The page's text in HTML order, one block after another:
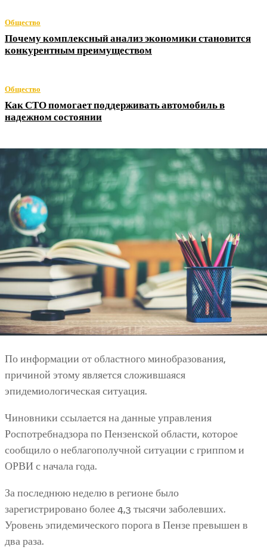
Общество
Почему комплексный анализ экономики становится
конкурентным преимуществом
Общество
Как СТО помогает поддерживать автомобиль в
надежном состоянии
По информации от областного минобразования,
причиной этому является сложившаяся
эпидемиологическая ситуация.
Чиновники ссылается на данные управления
Роспотребнадзора по Пензенской области, которое
сообщило о неблагополучной ситуации с гриппом и
ОРВИ с начала года.
За последнюю неделю в регионе было
зарегистрировано более 4,3 тысячи заболевших.
Уровень эпидемического порога в Пензе превышен в
два раза.